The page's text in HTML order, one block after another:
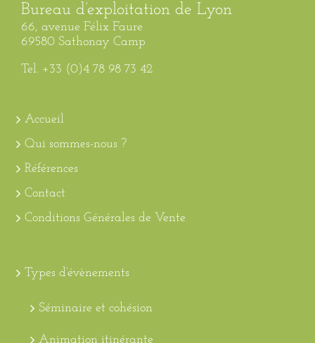
Bureau d’exploitation de Lyon
66, avenue Félix Faure
69580 Sathonay Camp
Tel. +33 (0)4 78 98 73 42
Accueil
Qui sommes-nous ?
Références
Contact
Conditions Générales de Vente
Types d’évènements
Séminaire et cohésion
Animation itinérante